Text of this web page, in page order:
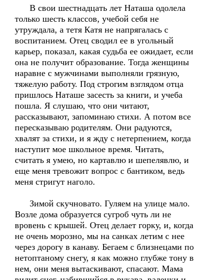
В свои шестнадцать лет Наташа одолела
только шесть классов, учебой себя не
утруждала, а тетя Катя не напрягалась с
воспитанием. Отец сводил ее в угольный
карьер, показал, какая судьба ее ожидает, если
она не получит образование. Тогда женщины
наравне с мужчинами выполняли грязную,
тяжелую работу. Под строгим взглядом отца
пришлось Наташе засесть за книги, и учеба
пошла. Я слушаю, что они читают,
рассказывают, запоминаю стихи. А потом все
пересказываю родителям. Они радуются,
хвалят за стихи, и я жду с нетерпением, когда
наступит мое школьное время. Читать,
считать я умею, но картавлю и шепелявлю, и
еще меня тревожит вопрос с бантиком, ведь
меня стригут наголо.
Зимой скучновато. Гуляем на улице мало.
Возле дома образуется сугроб чуть ли не
вровень с крышей. Отец делает горку, и, когда
не очень морозно, мы на санках летим с нее
через дорогу в канаву. Бегаем с близнецами по
нетоптаному снегу, я как можно глубже тону в
нем, они меня вытаскивают, спасают. Мама